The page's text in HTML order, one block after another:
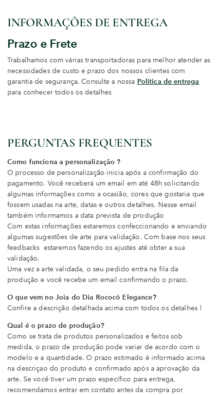
INFORMAÇÕES DE ENTREGA
Prazo e Frete
Trabalhamos com várias transportadoras para melhor atender as
necessidades de custo e prazo dos nossos clientes com
garantia de segurança. Consulte a nossa Política de entrega
para conhecer todos os detalhes
PERGUNTAS FREQUENTES
Como funciona a personalização ?
O processo de personalização inicia após a confirmação do
pagamento. Você receberá um email em até 48h solicitando
algumas informações como a ocasião, cores que gostaria que
fossem usadas na arte, datas e outros detalhes. Nesse email
também informamos a data prevista de produção
Com estas informações estaremos confeccionando e enviando
algumas sugestões de arte para validação. Com base nos seus
feedbacks estaremos fazendo os ajustes até obter a sua
validação.
Uma vez a arte validada, o seu pedido entra na fila da
produção e você recebe um email confirmando o prazo.
O que vem no Joia do Dia Rococó Elegance?
Confire a descrição detalhada acima com todos os detalhes !
Qual é o prazo de produção?
Como se trata de produtos personalizados e feitos sob
medida, o prazo de produção pode variar de acordo com o
modelo e a quantidade. O prazo estimado é informado acima
na descriçao do produto e confirmado após a aprovação da
arte. Se você tiver um prazo específico para entrega,
recomendamos entrar em contato antes da compra por